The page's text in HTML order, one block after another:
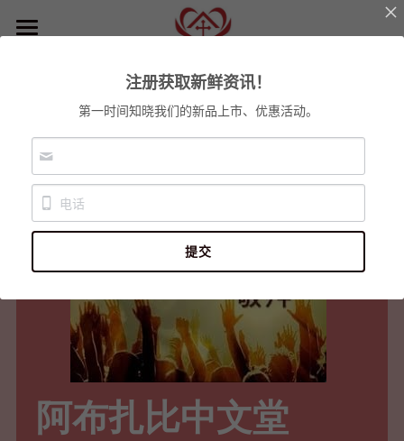
关于我们
信仰立场
联络我们
各堂崇拜
最新资讯
2025青少年营会
2025儿童冬令营
阿布扎比圣诞音乐会
迪拜圣诞之夜
门徒训练
登录/注册
搜索
各堂崇拜时间
阿布扎比中文堂
注册获取新鲜资讯！
第一时间知晓我们的新品上市、优惠活动。
提交